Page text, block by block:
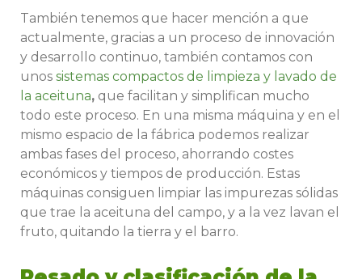
También tenemos que hacer mención a que
actualmente, gracias a un proceso de innovación
y desarrollo continuo, también contamos con
unos sistemas compactos de limpieza y lavado de
la aceituna, que facilitan y simplifican mucho
todo este proceso. En una misma máquina y en el
mismo espacio de la fábrica podemos realizar
ambas fases del proceso, ahorrando costes
económicos y tiempos de producción. Estas
máquinas consiguen limpiar las impurezas sólidas
que trae la aceituna del campo, y a la vez lavan el
fruto, quitando la tierra y el barro.